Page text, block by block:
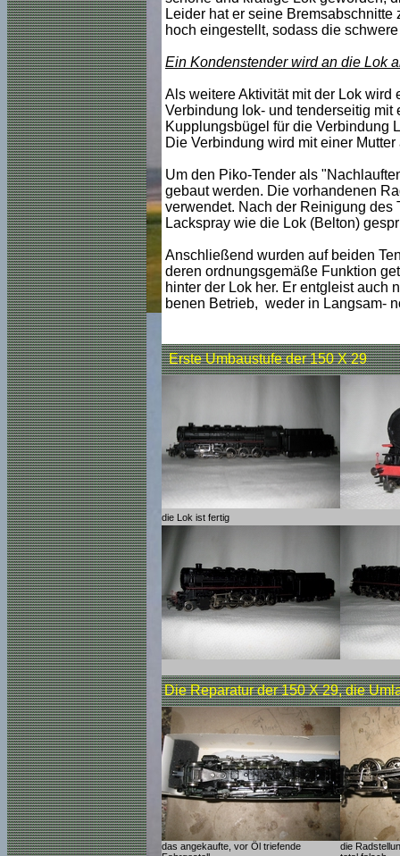
Leider hat er seine
hoch eingestellt, sodass die
Ein Kondenstender wird an die Lok
Als weitere Aktivität mit der Lok
Verbindung lok- und tenderseitig
Kupplungsbügel für die Verbindung
Die Verbindung wird mit einer
Um den Piko-Tender als
gebaut werden. Die vorhandenen
verwendet. Nach der Reinigung des
Lackspray wie die Lok (Belton)
Anschließend wurden auf beiden
deren ordnungsgemäße Funktion
hinter der Lok her. Er entgleist auch
benen Betrieb, weder in Langsam-
Erste Umbaustufe der 150 X 29
die Lok ist fertig
Die Reparatur der 150 X 29, die
das angekaufte, vor Öl triefende
die